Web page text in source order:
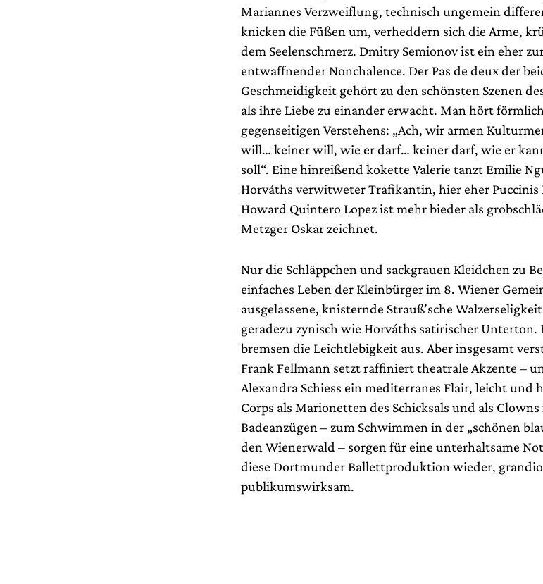
Mariannes Verzweiflung, technisch ungemein
knicken die Füßen um, verheddern sich die Arme,
dem Seelenschmerz. Dmitry Semionov ist ein eher
entwaffnender Nonchalence. Der Pas de deux der
Geschmeidigkeit gehört zu den schönsten Szenen
als ihre Liebe zu einander erwacht. Man hört
gegenseitigen Verstehens: „Ach, wir armen
will… keiner will, wie er darf… keiner darf, wie er
soll“. Eine hinreißend kokette Valerie tanzt Emilie
Horváths verwitweter Trafikantin, hier eher Puccinis
Howard Quintero Lopez ist mehr bieder als
Metzger Oskar zeichnet.
Nur die Schläppchen und sackgrauen Kleidchen zu
einfaches Leben der Kleinbürger im 8. Wiener
ausgelassene, knisternde Strauß’sche
geradezu zynisch wie Horváths satirischer Unterton.
bremsen die Leichtlebigkeit aus. Aber insgesamt
Frank Fellmann setzt raffiniert theatrale Akzente –
Alexandra Schiess ein mediterranes Flair, leicht und
Corps als Marionetten des Schicksals und als
Badeanzügen – zum Schwimmen in der „schönen
den Wienerwald – sorgen für eine unterhaltsame
diese Dortmunder Ballettproduktion wieder,
publikumswirksam.